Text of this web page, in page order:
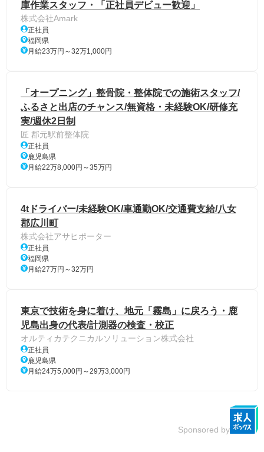
庫作業スタッフ・「正社員デビュー歓迎」
株式会社Amark
正社員
福岡県
月給23万円～32万1,000円
「オープニング」整骨院・整体院での施術スタッフ/
ふるさと出店のチャンス/無資格・未経験OK/研修充
実/週休2日制
匠 郡元駅前整体院
正社員
鹿児島県
月給22万8,000円～35万円
4tドライバー/未経験OK/車通勤OK/交通費支給/八女
郡広川町
株式会社アサヒポーター
正社員
福岡県
月給27万円～32万円
東京で技術を身に着け、地元「霧島」に戻ろう・鹿
児島出身の代表/計測器の検査・校正
オルティカテクニカルソリューション株式会社
正社員
鹿児島県
月給24万5,000円～29万3,000円
Sponsored by